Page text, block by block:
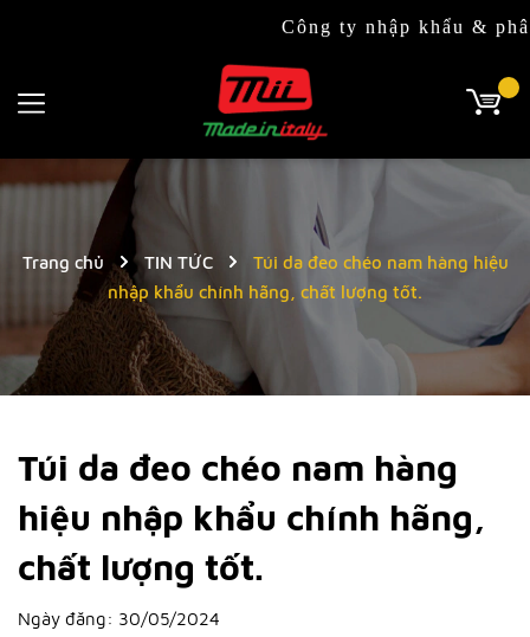
Công ty nhập khẩu & phân
Trang chủ TIN TỨC
Túi da đeo chéo nam hàng hiệu
nhập khẩu chính hãng, chất lượng tốt.
Túi da đeo chéo nam hàng
hiệu nhập khẩu chính hãng,
chất lượng tốt.
Ngày đăng: 30/05/2024